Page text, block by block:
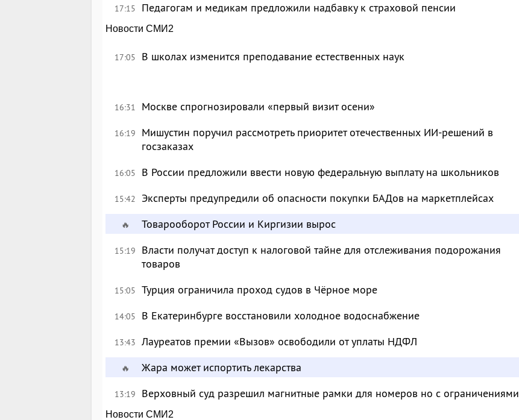
17:15 Педагогам и медикам предложили надбавку к страховой пенсии
Новости СМИ2
17:05 В школах изменится преподавание естественных наук
16:31 Москве спрогнозировали «первый визит осени»
16:19
Мишустин поручил рассмотреть приоритет отечественных ИИ-решений в
госзаказах
16:05 В России предложили ввести новую федеральную выплату на школьников
15:42 Эксперты предупредили об опасности покупки БАДов на маркетплейсах
🔥 Товарооборот России и Киргизии вырос
15:19
Власти получат доступ к налоговой тайне для отслеживания подорожания
товаров
15:05 Турция ограничила проход судов в Чёрное море
14:05 В Екатеринбурге восстановили холодное водоснабжение
13:43 Лауреатов премии «Вызов» освободили от уплаты НДФЛ
🔥 Жара может испортить лекарства
13:19 Верховный суд разрешил магнитные рамки для номеров но с ограничениями
Новости СМИ2